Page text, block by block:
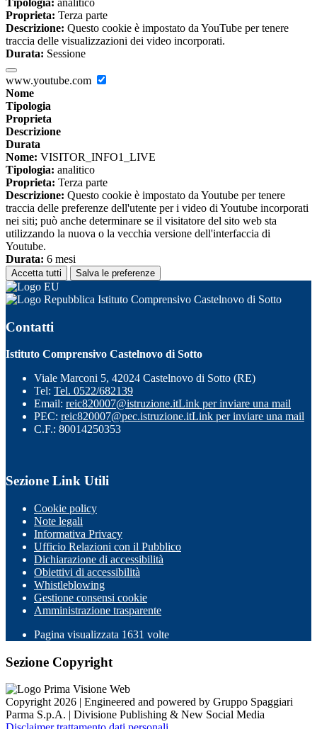
Tipologia: analitico
Proprieta: Terza parte
Descrizione: Questo cookie è impostato da YouTube per tenere
traccia delle visualizzazioni dei video incorporati.
Durata: Sessione
www.youtube.com
Nome
Tipologia
Proprieta
Descrizione
Durata
Nome: VISITOR_INFO1_LIVE
Tipologia: analitico
Proprieta: Terza parte
Descrizione: Questo cookie è impostato da Youtube per tenere
traccia delle preferenze dell'utente per i video di Youtube incorporati
nei siti; può anche determinare se il visitatore del sito web sta
utilizzando la nuova o la vecchia versione dell'interfaccia di
Youtube.
Durata: 6 mesi
Accetta tutti Salva le preferenze
Istituto Comprensivo Castelnovo di Sotto
Contatti
Istituto Comprensivo Castelnovo di Sotto
Viale Marconi 5, 42024 Castelnovo di Sotto (RE)
Tel: Tel. 0522/682139
Email: reic820007@istruzione.itLink per inviare una mail
PEC: reic820007@pec.istruzione.itLink per inviare una mail
C.F.: 80014250353
Sezione Link Utili
Cookie policy
Note legali
Informativa Privacy
Ufficio Relazioni con il Pubblico
Dichiarazione di accessibilità
Obiettivi di accessibilità
Whistleblowing
Gestione consensi cookie
Amministrazione trasparente
Pagina visualizzata 1631 volte
Sezione Copyright
Copyright 2026 | Engineered and powered by Gruppo Spaggiari
Parma S.p.A. | Divisione Publishing & New Social Media